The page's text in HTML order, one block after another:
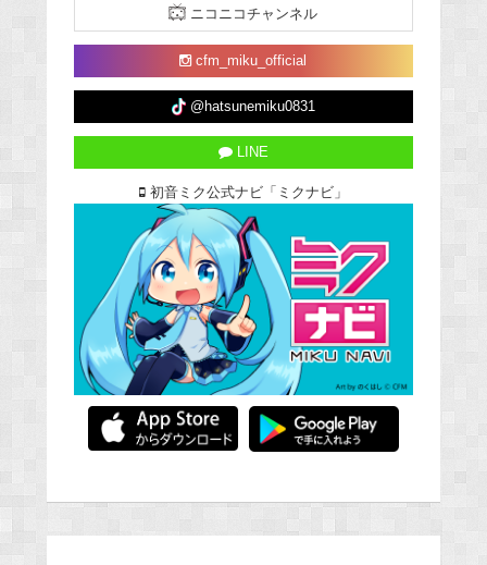
ニコニコチャンネル
cfm_miku_official
@hatsunemiku0831
LINE
初音ミク公式ナビ「ミクナビ」